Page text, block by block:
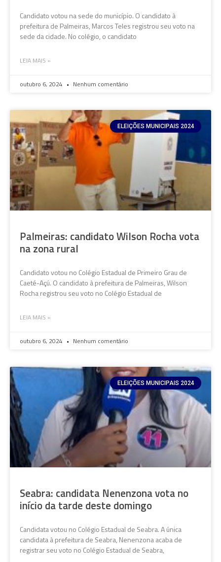
Candidato votou na sede do município. O candidato à
prefeitura de Palmeiras, Marcos Teles registrou seu voto na
sede da cidade. No colégio, o candidato
LEIA MAIS »
outubro 6, 2024 Nenhum comentário
ELEIÇÕES MUNICIPAIS 2024
Palmeiras: candidato Wilson Rocha vota
na zona rural
Candidato votou no Colégio Estadual de Primeiro Grau de
Caeté-Açú. O candidato à prefeitura de Palmeiras, Wilson
Rocha registrou seu voto no Colégio Estadual de
LEIA MAIS »
outubro 6, 2024 Nenhum comentário
ELEIÇÕES MUNICIPAIS 2024
Seabra: candidata Nenenzona vota no
início da tarde deste domingo
Candidata votou no Colégio Estadual de Seabra. A única
candidata à prefeitura de Seabra, Nenenzona acaba de
registrar seu voto no Colégio Estadual de Seabra,